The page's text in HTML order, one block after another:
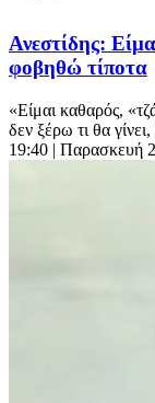
Ανεστίδης:
φοβηθώ τίποτα
«Είμαι καθαρός,
δεν ξέρω τι θα
19:40 | Παρασκευή